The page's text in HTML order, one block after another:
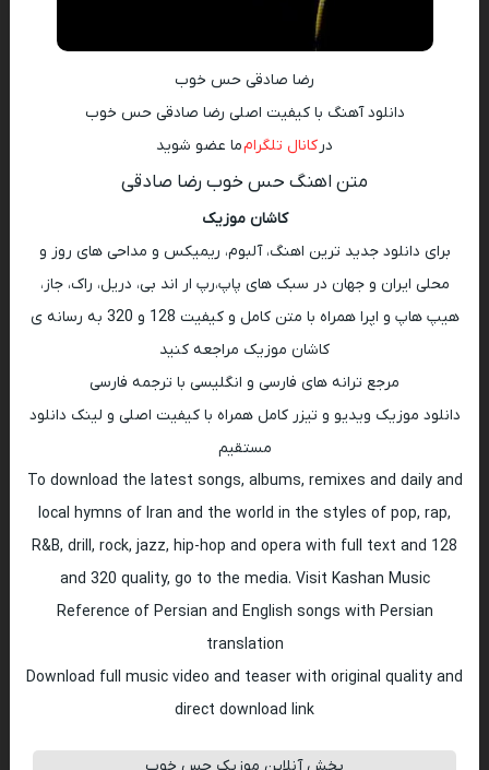
رضا صادقی حس خوب
دانلود آهنگ با کیفیت اصلی رضا صادقی حس خوب
در کانال تلگرامما عضو شوید
متن اهنگ حس خوب رضا صادقی
کاشان موزیک
برای دانلود جدید ترین اهنگ، آلبوم، ریمیکس و مداحی های روز و
محلی ایران و جهان در سبک های پاپ،رپ ار اند بی، دریل، راک، جاز،
هیپ هاپ و اپرا همراه با متن کامل و کیفیت 128 و 320 به رسانه ی
کاشان موزیک مراجعه کنید
مرجع ترانه های فارسی و انگلیسی با ترجمه فارسی
دانلود موزیک ویدیو و تیزر کامل همراه با کیفیت اصلی و لینک دانلود
مستقیم
To download the latest songs, albums, remixes and daily and
local hymns of Iran and the world in the styles of pop, rap,
R&B, drill, rock, jazz, hip-hop and opera with full text and 128
and 320 quality, go to the media. Visit Kashan Music
Reference of Persian and English songs with Persian
translation
Download full music video and teaser with original quality and
direct download link
پخش آنلاین موزیک حس خوب